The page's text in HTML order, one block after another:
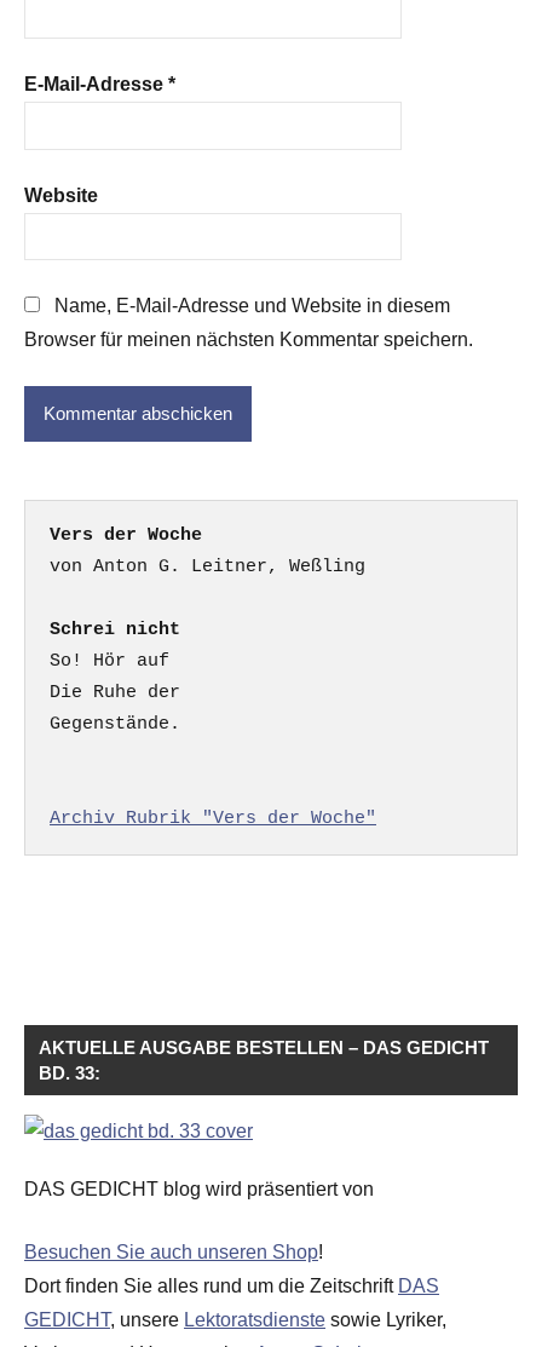
E-Mail-Adresse *
Website
Name, E-Mail-Adresse und Website in diesem
Browser für meinen nächsten Kommentar speichern.
Vers der Woche
Schrei nicht
So! Hör auf
Die Ruhe der
Gegenstände.
Archiv Rubrik "Vers der Woche"
AKTUELLE AUSGABE BESTELLEN – DAS GEDICHT
BD. 33:
DAS GEDICHT blog wird präsentiert von
Besuchen Sie auch unseren Shop!
Dort finden Sie alles rund um die Zeitschrift DAS
GEDICHT, unsere Lektoratsdienste sowie Lyriker,